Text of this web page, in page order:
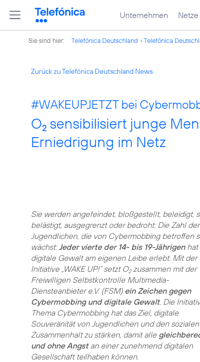
Unternehmen Netze
Sie sind hier: Telefónica Deutschland Telefónica
Zurück zu Telefónica Deutschland News
#WAKEUPJETZT bei
O2 sensibilisiert junge
Erniedrigung im Netz
Sie werden angefeindet, bloßgestellt, beleidigt,
belästigt, ausgegrenzt oder bedroht: Die Zahl der
Jugendlichen, die von Cybermobbing betroffen
wächst:Jeder vierte der 14- bis 19-Jährigenhat
digitale Gewalt am eigenen Leibe erlebt. Mit der
Initiative „WAKE UP!“ setzt O2zusammen mit der
Freiwilligen Selbstkontrolle Multimedia-
Diensteanbieter e.V. (FSM) ein Zeichen gegen
Cybermobbing und digitale Gewalt. Die
Thema Cybermobbing hat das Ziel, digitale
Souveränität von Jugendlichen und den sozialen
Zusammenhalt zu stärken, damit alle
und ohne Angstan einer zunehmend digitalen
Gesellschaft teilhaben können.